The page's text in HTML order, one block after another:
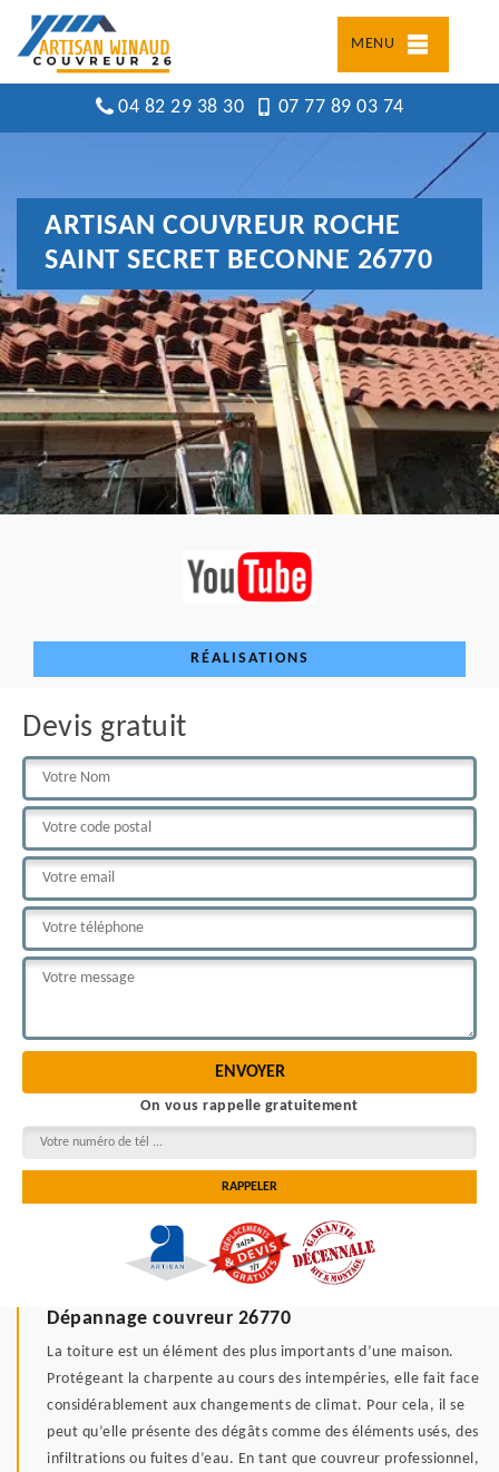
MENU
04 82 29 38 30 07 77 89 03 74
ARTISAN COUVREUR ROCHE
SAINT SECRET BECONNE 26770
RÉALISATIONS
Devis gratuit
On vous rappelle gratuitement
Dépannage couvreur 26770
La toiture est un élément des plus importants d’une maison.
Protégeant la charpente au cours des intempéries, elle fait face
considérablement aux changements de climat. Pour cela, il se
peut qu’elle présente des dégâts comme des éléments usés, des
infiltrations ou fuites d’eau. En tant que couvreur professionnel,